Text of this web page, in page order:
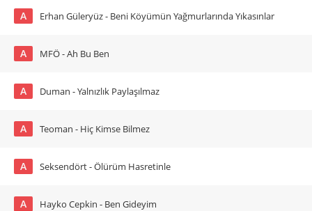
A Erhan Güleryüz - Beni Köyümün Yağmurlarında Yıkasınlar
A MFÖ - Ah Bu Ben
A Duman - Yalnızlık Paylaşılmaz
A Teoman - Hiç Kimse Bilmez
A Seksendört - Ölürüm Hasretinle
A Hayko Cepkin - Ben Gideyim